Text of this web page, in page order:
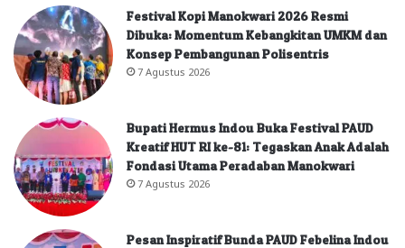
Festival Kopi Manokwari 2026 Resmi
Dibuka: Momentum Kebangkitan UMKM dan
Konsep Pembangunan Polisentris
7 Agustus 2026
Bupati Hermus Indou Buka Festival PAUD
Kreatif HUT RI ke-81: Tegaskan Anak Adalah
Fondasi Utama Peradaban Manokwari
7 Agustus 2026
Pesan Inspiratif Bunda PAUD Febelina Indou